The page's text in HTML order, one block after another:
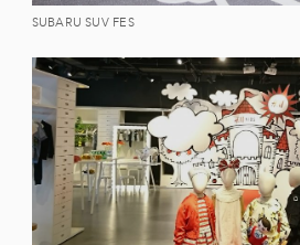
SUBARU SUV FES